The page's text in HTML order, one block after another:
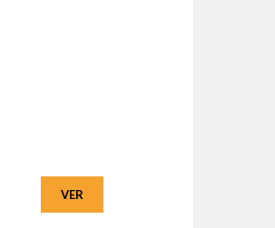
VER